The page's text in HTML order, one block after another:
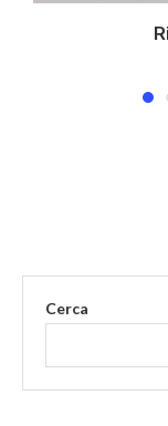
Cerca